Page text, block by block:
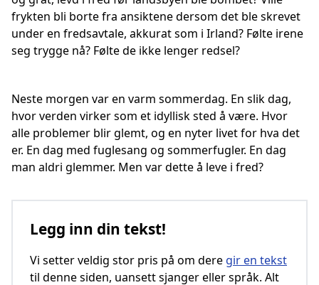
frykten bli borte fra ansiktene dersom det ble skrevet
under en fredsavtale, akkurat som i Irland? Følte irene
seg trygge nå? Følte de ikke lenger redsel?
Neste morgen var en varm sommerdag. En slik dag,
hvor verden virker som et idyllisk sted å være. Hvor
alle problemer blir glemt, og en nyter livet for hva det
er. En dag med fuglesang og sommerfugler. En dag
man aldri glemmer. Men var dette å leve i fred?
Legg inn din tekst!
Vi setter veldig stor pris på om dere gir en tekst
til denne siden, uansett sjanger eller språk. Alt